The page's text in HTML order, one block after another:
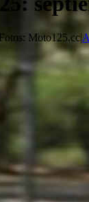
: Moto125.cc|